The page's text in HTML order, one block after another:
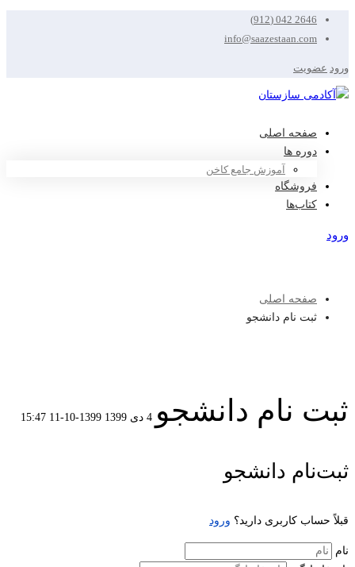
2646 042 (912)
info@saazestaan.com
ورود عضویت
صفحه اصلی
دوره ها
آموزش جامع کاخن
فروشگاه
کتاب‌ها
ورود
صفحه اصلی
ثبت نام دانشجو
ثبت نام دانشجو 4 دی 1399 1399-10-11 15:47
ثبت
نام
دانشجو
ثبت‌نام دانشجو
قبلاً حساب کاربری دارید؟ ورود
نام